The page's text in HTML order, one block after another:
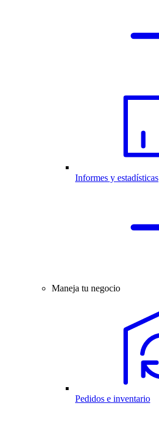
Informes y estadísticas
Maneja tu negocio
Pedidos e inventario